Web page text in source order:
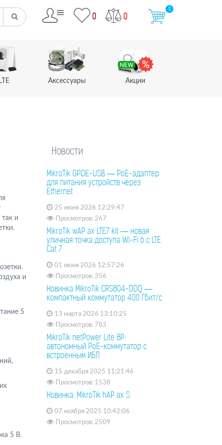
0 0
0
Аксессуары Акции
и
и
5
5 В.
Новости
MikroTik GPOE-USB — PoE-адаптер
для питания устройств через
Ethernet
25 июня 2026 12:29:47
Просмотров: 267
MikroTik wAP ax LTE7 kit — новая
уличная точка доступа Wi-Fi 6 с LTE
Cat 7
01 июня 2026 12:57:26
Просмотров: 356
Новинка MikroTik CRS804-DDQ —
компактный коммутатор 400 Гбит/с
13 марта 2026 13:10:25
Просмотров: 783
MikroTik netPower Lite 8P:
автономный PoE-коммутатор с
встроенным ИБП
15 декабря 2025 11:21:46
Просмотров: 1538
Новинка: MikroTik hAP ax S
07 ноября 2025 10:42:06
Просмотров: 2509